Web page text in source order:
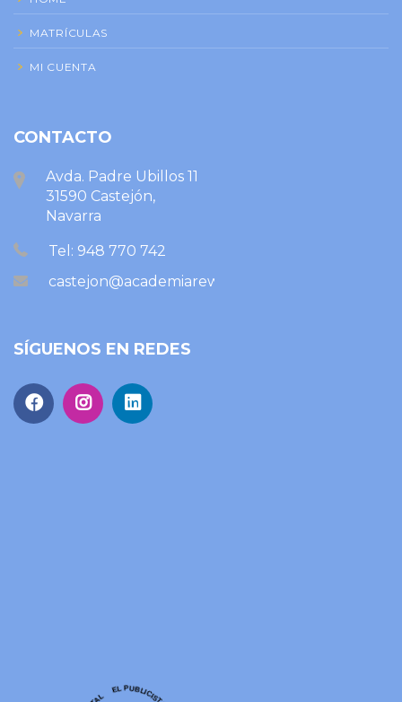
MATRÍCULAS
MI CUENTA
CONTACTO
Avda. Padre Ubillos 11
31590 Castejón,
Navarra
Tel: 948 770 742
castejon@academiareward.com
SÍGUENOS EN REDES